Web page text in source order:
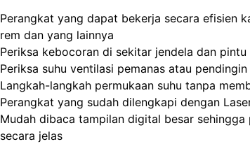
Perangkat yang dapat bekerja secara efisien
rem dan yang lainnya
Periksa kebocoran di sekitar jendela dan pintu
Periksa suhu ventilasi pemanas atau pendingin
Langkah-langkah permukaan suhu tanpa
Perangkat yang sudah dilengkapi dengan
Mudah dibaca tampilan digital besar
secara jelas